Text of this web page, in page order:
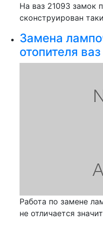
На ваз 21093 замок
сконструирован
Замена
отопителя
Работа по замене
не отличается